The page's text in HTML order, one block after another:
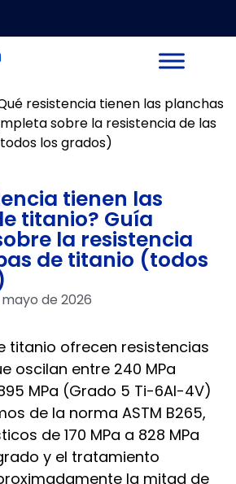
resistencia tienen las planchas
sobre la resistencia de las
los grados)
tienen las
titanio? Guía
la resistencia
de titanio (todos
de 2026
titanio ofrecen resistencias
oscilan entre 240 MPa
MPa (Grado 5 Ti-6Al-4V)
de la norma ASTM B265,
de 170 MPa a 828 MPa
y el tratamiento
la mitad de